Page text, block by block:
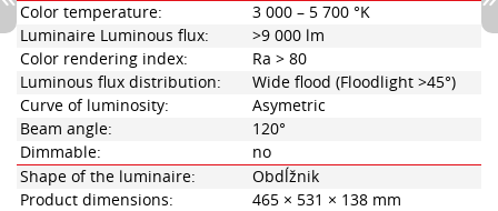
Color temperature:
3 000 – 5 700 °K
Luminaire Luminous flux:
>9 000 lm
Color rendering index:
Ra > 80
Luminous flux distribution:
Wide flood (Floodlight >45°)
Curve of luminosity:
Asymetric
Beam angle:
120°
Dimmable:
no
Shape of the luminaire:
Obdĺžnik
Product dimensions:
465 × 531 × 138 mm